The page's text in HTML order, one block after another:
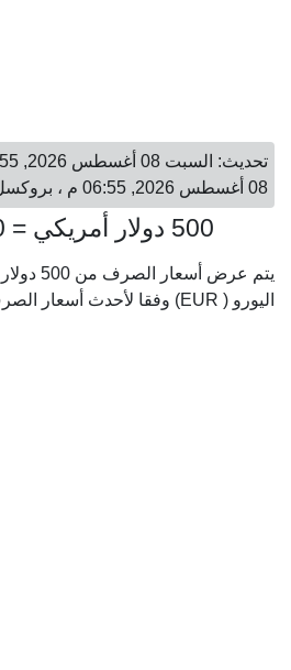
08 أغسطس 2026, 06:55 م ، بروكسل
500 دولار أمريكي = 432.50 يورو
اليورو ( EUR) وفقا لأحدث أسعار الصرف.